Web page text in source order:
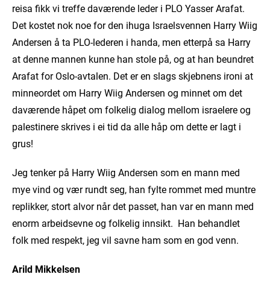
reisa fikk vi treffe daværende leder i PLO Yasser Arafat.
Det kostet nok noe for den ihuga Israelsvennen Harry Wiig
Andersen å ta PLO-lederen i handa, men etterpå sa Harry
at denne mannen kunne han stole på, og at han beundret
Arafat for Oslo-avtalen. Det er en slags skjebnens ironi at
minneordet om Harry Wiig Andersen og minnet om det
daværende håpet om folkelig dialog mellom israelere og
palestinere skrives i ei tid da alle håp om dette er lagt i
grus!
Jeg tenker på Harry Wiig Andersen som en mann med
mye vind og vær rundt seg, han fylte rommet med muntre
replikker, stort alvor når det passet, han var en mann med
enorm arbeidsevne og folkelig innsikt. Han behandlet
folk med respekt, jeg vil savne ham som en god venn.
Arild Mikkelsen